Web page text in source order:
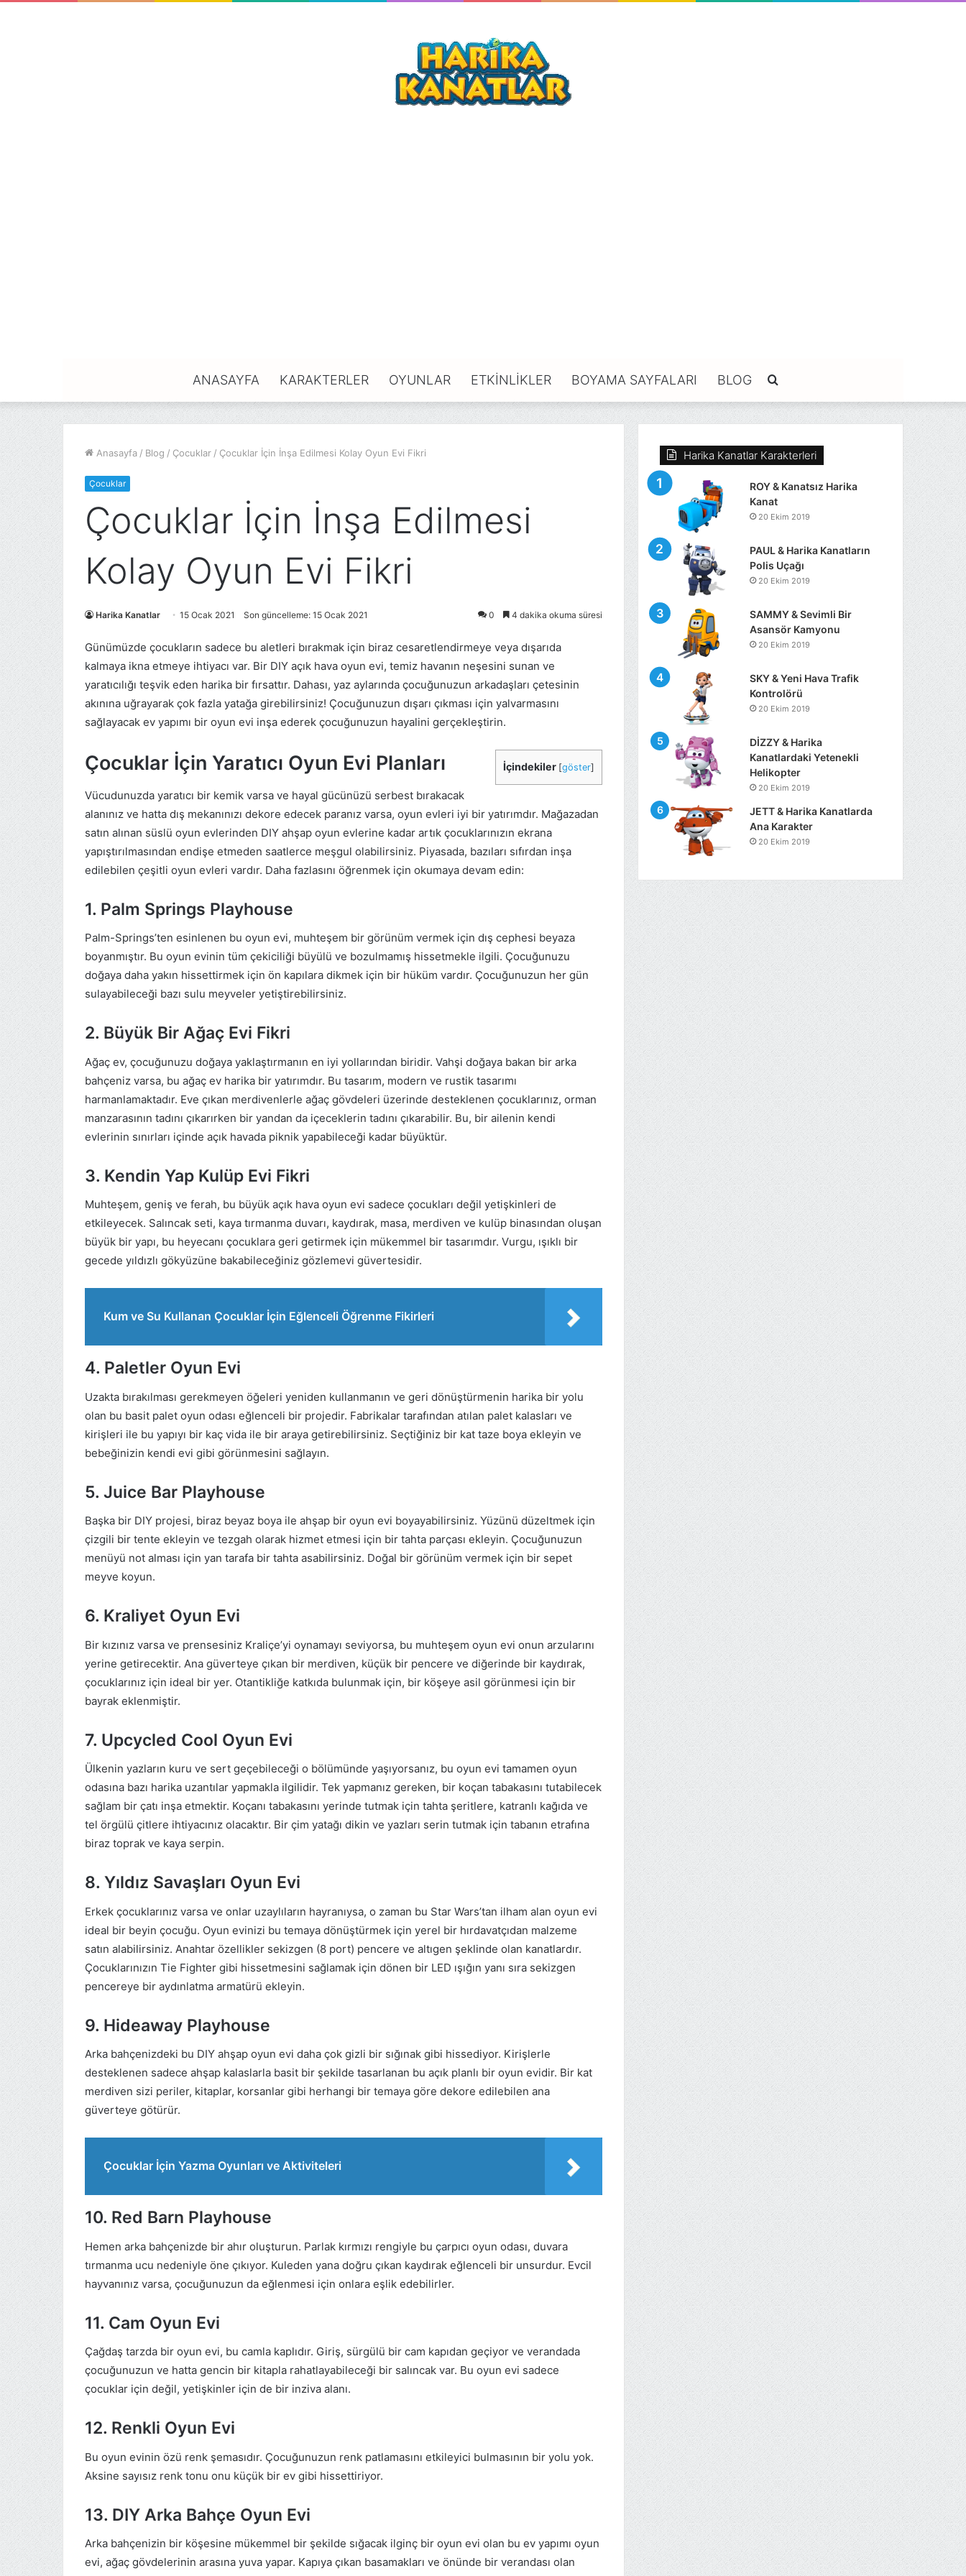
ANASAYFA KARAKTERLER OYUNLAR ETKINLIKLER BOYAMA SAYFALARI BLOG Arama
yap
...
Anasayfa / Blog / Çocuklar / Çocuklar İçin İnşa Edilmesi Kolay Oyun Evi Fikri
Çocuklar
Çocuklar İçin İnşa Edilmesi
Kolay Oyun Evi Fikri
Harika Kanatlar 15 Ocak 2021 Son güncelleme: 15 Ocak 2021 0 4 dakika okuma süresi
Günümüzde çocukların sadece bu aletleri bırakmak için biraz cesaretlendirmeye veya dışarıda
kalmaya ikna etmeye ihtiyacı var. Bir DIY açık hava oyun evi, temiz havanın neşesini sunan ve
yaratıcılığı teşvik eden harika bir fırsattır. Dahası, yaz aylarında çocuğunuzun arkadaşları çetesinin
akınına uğrayarak çok fazla yatağa girebilirsiniz! Çocuğunuzun dışarı çıkması için yalvarmasını
sağlayacak ev yapımı bir oyun evi inşa ederek çocuğunuzun hayalini gerçekleştirin.
İçindekiler [göster]
Çocuklar İçin Yaratıcı Oyun Evi Planları
Vücudunuzda yaratıcı bir kemik varsa ve hayal gücünüzü serbest bırakacak
alanınız ve hatta dış mekanınızı dekore edecek paranız varsa, oyun evleri iyi bir yatırımdır. Mağazadan
satın alınan süslü oyun evlerinden DIY ahşap oyun evlerine kadar artık çocuklarınızın ekrana
yapıştırılmasından endişe etmeden saatlerce meşgul olabilirsiniz. Piyasada, bazıları sıfırdan inşa
edilebilen çeşitli oyun evleri vardır. Daha fazlasını öğrenmek için okumaya devam edin:
1. Palm Springs Playhouse
Palm-Springs’ten esinlenen bu oyun evi, muhteşem bir görünüm vermek için dış cephesi beyaza
boyanmıştır. Bu oyun evinin tüm çekiciliği büyülü ve bozulmamış hissetmekle ilgili. Çocuğunuzu
doğaya daha yakın hissettirmek için ön kapılara dikmek için bir hüküm vardır. Çocuğunuzun her gün
sulayabileceği bazı sulu meyveler yetiştirebilirsiniz.
2. Büyük Bir Ağaç Evi Fikri
Ağaç ev, çocuğunuzu doğaya yaklaştırmanın en iyi yollarından biridir. Vahşi doğaya bakan bir arka
bahçeniz varsa, bu ağaç ev harika bir yatırımdır. Bu tasarım, modern ve rustik tasarımı
harmanlamaktadır. Eve çıkan merdivenlerle ağaç gövdeleri üzerinde desteklenen çocuklarınız, orman
manzarasının tadını çıkarırken bir yandan da içeceklerin tadını çıkarabilir. Bu, bir ailenin kendi
evlerinin sınırları içinde açık havada piknik yapabileceği kadar büyüktür.
3. Kendin Yap Kulüp Evi Fikri
Muhteşem, geniş ve ferah, bu büyük açık hava oyun evi sadece çocukları değil yetişkinleri de
etkileyecek. Salıncak seti, kaya tırmanma duvarı, kaydırak, masa, merdiven ve kulüp binasından oluşan
büyük bir yapı, bu heyecanı çocuklara geri getirmek için mükemmel bir tasarımdır. Vurgu, ışıklı bir
gecede yıldızlı gökyüzüne bakabileceğiniz gözlemevi güvertesidir.
Kum ve Su Kullanan Çocuklar İçin Eğlenceli Öğrenme Fikirleri
4. Paletler Oyun Evi
Uzakta bırakılması gerekmeyen öğeleri yeniden kullanmanın ve geri dönüştürmenin harika bir yolu
olan bu basit palet oyun odası eğlenceli bir projedir. Fabrikalar tarafından atılan palet kalasları ve
kirişleri ile bu yapıyı bir kaç vida ile bir araya getirebilirsiniz. Seçtiğiniz bir kat taze boya ekleyin ve
bebeğinizin kendi evi gibi görünmesini sağlayın.
5. Juice Bar Playhouse
Başka bir DIY projesi, biraz beyaz boya ile ahşap bir oyun evi boyayabilirsiniz. Yüzünü düzeltmek için
çizgili bir tente ekleyin ve tezgah olarak hizmet etmesi için bir tahta parçası ekleyin. Çocuğunuzun
menüyü not alması için yan tarafa bir tahta asabilirsiniz. Doğal bir görünüm vermek için bir sepet
meyve koyun.
6. Kraliyet Oyun Evi
Bir kızınız varsa ve prensesiniz Kraliçe’yi oynamayı seviyorsa, bu muhteşem oyun evi onun arzularını
yerine getirecektir. Ana güverteye çıkan bir merdiven, küçük bir pencere ve diğerinde bir kaydırak,
çocuklarınız için ideal bir yer. Otantikliğe katkıda bulunmak için, bir köşeye asil görünmesi için bir
bayrak eklenmiştir.
7. Upcycled Cool Oyun Evi
Ülkenin yazların kuru ve sert geçebileceği o bölümünde yaşıyorsanız, bu oyun evi tamamen oyun
odasına bazı harika uzantılar yapmakla ilgilidir. Tek yapmanız gereken, bir koçan tabakasını tutabilecek
sağlam bir çatı inşa etmektir. Koçanı tabakasını yerinde tutmak için tahta şeritlere, katranlı kağıda ve
tel örgülü çitlere ihtiyacınız olacaktır. Bir çim yatağı dikin ve yazları serin tutmak için tabanın etrafına
biraz toprak ve kaya serpin.
8. Yıldız Savaşları Oyun Evi
Erkek çocuklarınız varsa ve onlar uzaylıların hayranıysa, o zaman bu Star Wars’tan ilham alan oyun evi
ideal bir beyin çocuğu. Oyun evinizi bu temaya dönüştürmek için yerel bir hırdavatçıdan malzeme
satın alabilirsiniz. Anahtar özellikler sekizgen (8 port) pencere ve altıgen şeklinde olan kanatlardır.
Çocuklarınızın Tie Fighter gibi hissetmesini sağlamak için dönen bir LED ışığın yanı sıra sekizgen
pencereye bir aydınlatma armatürü ekleyin.
9. Hideaway Playhouse
Arka bahçenizdeki bu DIY ahşap oyun evi daha çok gizli bir sığınak gibi hissediyor. Kirişlerle
desteklenen sadece ahşap kalaslarla basit bir şekilde tasarlanan bu açık planlı bir oyun evidir. Bir kat
merdiven sizi periler, kitaplar, korsanlar gibi herhangi bir temaya göre dekore edilebilen ana
güverteye götürür.
Çocuklar İçin Yazma Oyunları ve Aktiviteleri
10. Red Barn Playhouse
Hemen arka bahçenizde bir ahır oluşturun. Parlak kırmızı rengiyle bu çarpıcı oyun odası, duvara
tırmanma ucu nedeniyle öne çıkıyor. Kuleden yana doğru çıkan kaydırak eğlenceli bir unsurdur. Evcil
hayvanınız varsa, çocuğunuzun da eğlenmesi için onlara eşlik edebilirler.
11. Cam Oyun Evi
Çağdaş tarzda bir oyun evi, bu camla kaplıdır. Giriş, sürgülü bir cam kapıdan geçiyor ve verandada
çocuğunuzun ve hatta gencin bir kitapla rahatlayabileceği bir salıncak var. Bu oyun evi sadece
çocuklar için değil, yetişkinler için de bir inziva alanı.
12. Renkli Oyun Evi
Bu oyun evinin özü renk şemasıdır. Çocuğunuzun renk patlamasını etkileyici bulmasının bir yolu yok.
Aksine sayısız renk tonu onu küçük bir ev gibi hissettiriyor.
13. DIY Arka Bahçe Oyun Evi
Arka bahçenizin bir köşesine mükemmel bir şekilde sığacak ilginç bir oyun evi olan bu ev yapımı oyun
evi, ağaç gövdelerinin arasına yuva yapar. Kapıya çıkan basamakları ve önünde bir verandası olan
Harika Kanatlar Karakterleri
ROY & Kanatsız Harika
Kanat
20 Ekim 2019
PAUL & Harika Kanatların
Polis Uçağı
20 Ekim 2019
SAMMY & Sevimli Bir
Asansör Kamyonu
20 Ekim 2019
SKY & Yeni Hava Trafik
Kontrolörü
20 Ekim 2019
DİZZY & Harika
Kanatlardaki Yetenekli
Helikopter
20 Ekim 2019
JETT & Harika Kanatlarda
Ana Karakter
20 Ekim 2019